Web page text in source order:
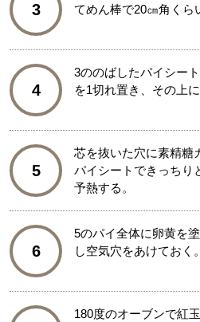
3
てめん棒で20㎝角くら
4
3ののばしたパイシー
を1切れ置き、その上
5
芯を抜いた穴に素精糖
パイシートできっちり
予熱する。
6
5のパイ全体に卵黄を
し空気穴をあけておく。
180度のオーブンで紅